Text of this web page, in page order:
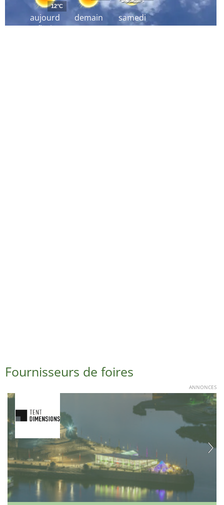
aujourd
´hui
12°C
demain samedi
Fournisseurs de foires
ANNONCES